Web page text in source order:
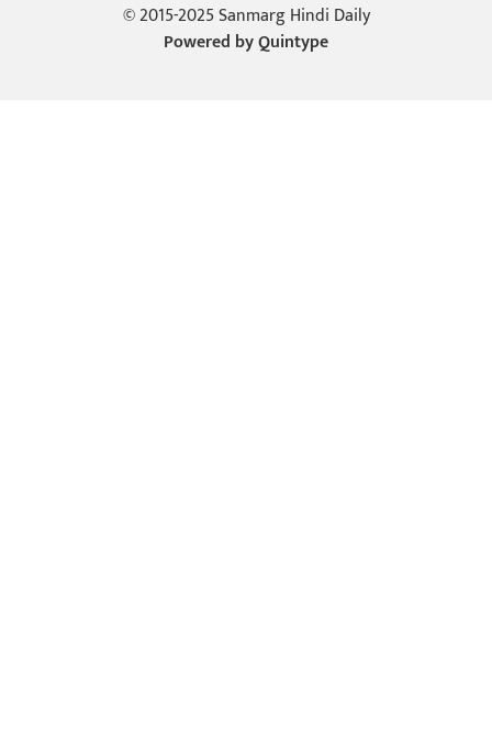
© 2015-2025 Sanmarg Hindi Daily
Powered byQuintype